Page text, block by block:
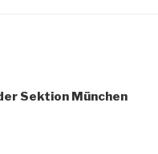
Sektion München